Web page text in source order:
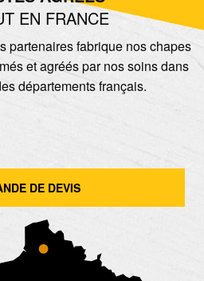
EN FRANCE
partenaires fabrique nos chapes
et agréés par nos soins dans
départements français.
DE DEVIS